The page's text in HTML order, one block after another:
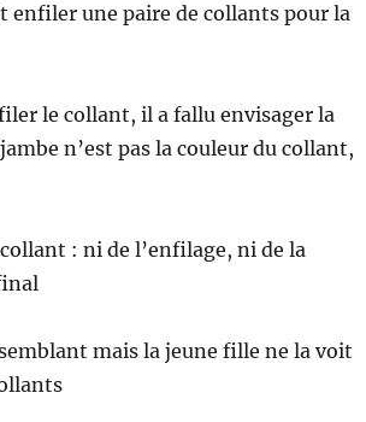
une paire de collants pour la
le collant, il a fallu envisager la
n’est pas la couleur du collant,
: ni de l’enfilage, ni de la
mais la jeune fille ne la voit